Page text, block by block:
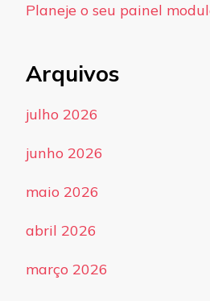
Planeje o seu painel
Arquivos
julho 2026
junho 2026
maio 2026
abril 2026
março 2026